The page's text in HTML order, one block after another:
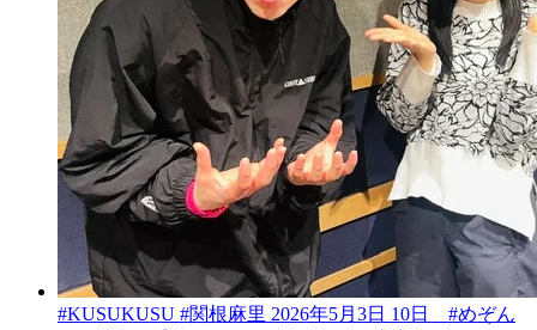
#KUSUKUSU #関根麻里 2026年5月3日 10日 #めぞん